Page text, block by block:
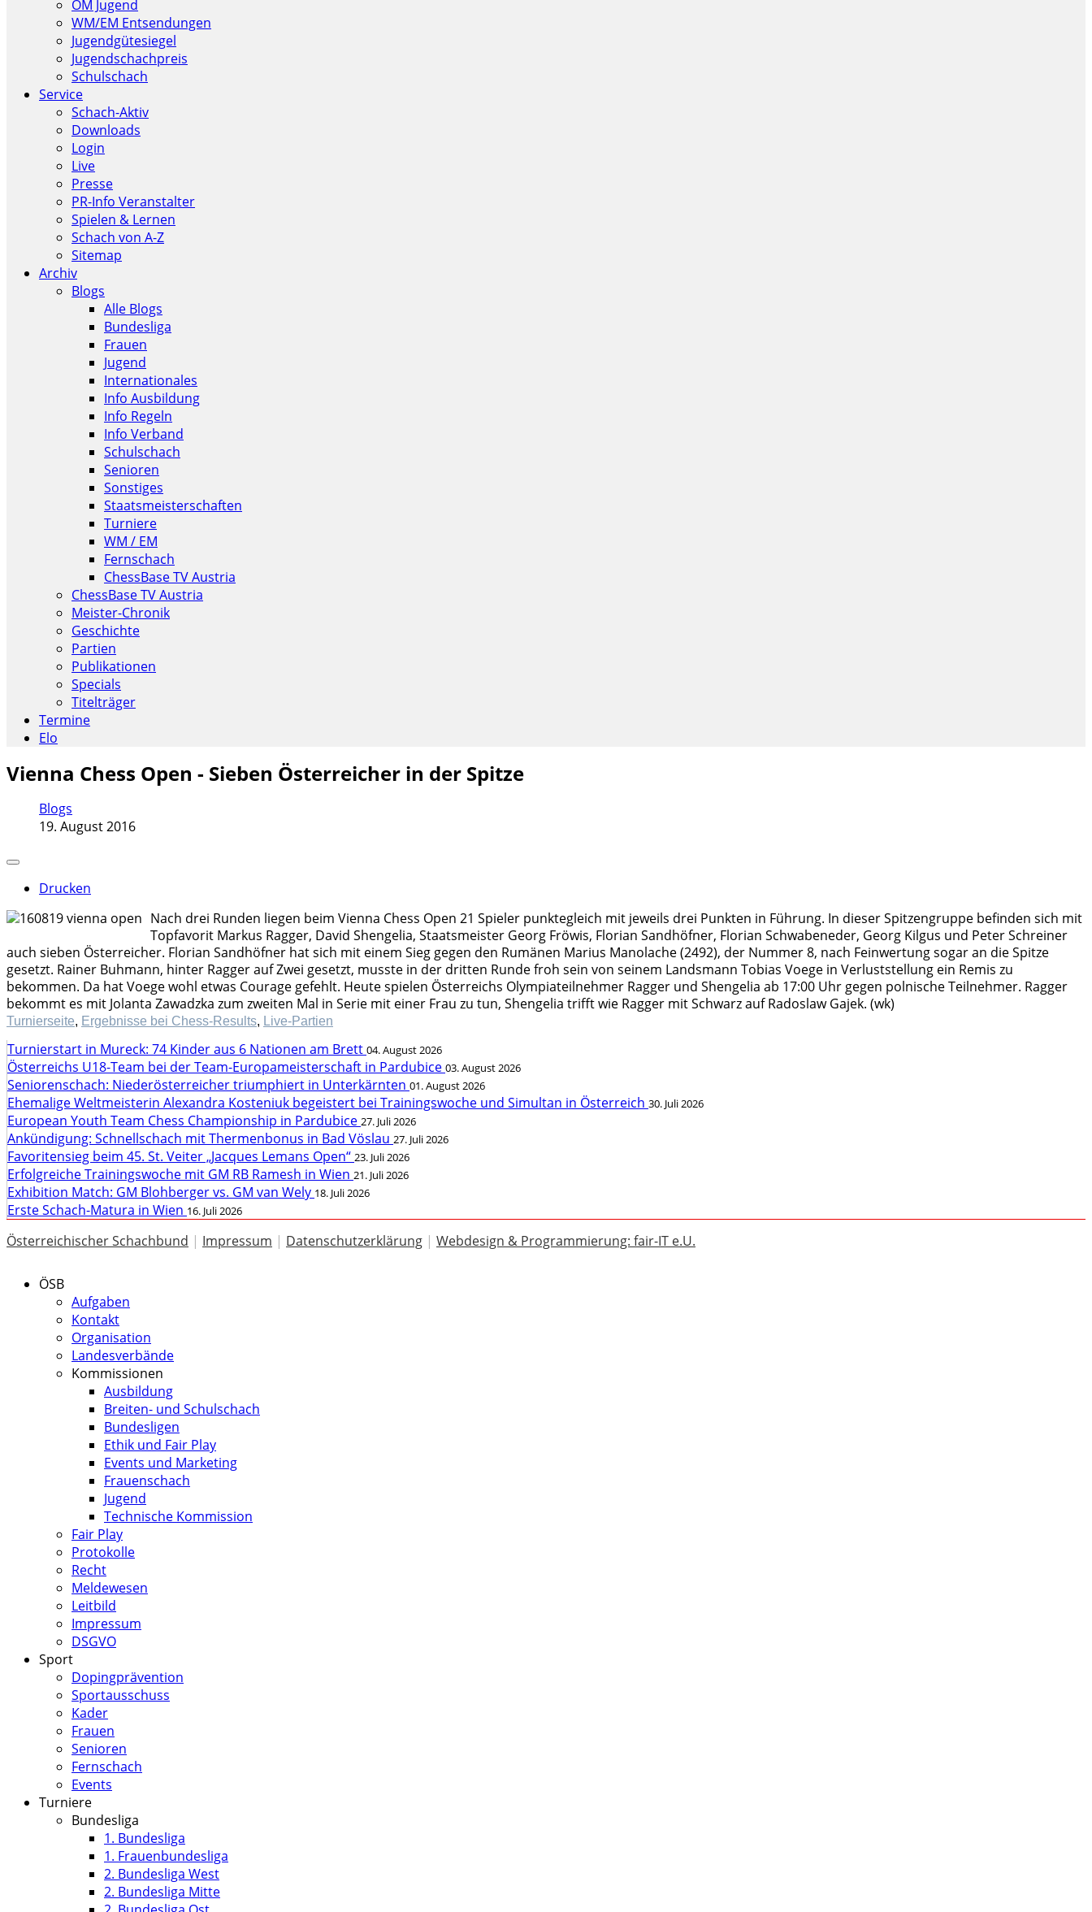
ÖM Jugend
WM/EM Entsendungen
Jugendgütesiegel
Jugendschachpreis
Schulschach
Service
Schach-Aktiv
Downloads
Login
Live
Presse
PR-Info Veranstalter
Spielen & Lernen
Schach von A-Z
Sitemap
Archiv
Blogs
Alle Blogs
Bundesliga
Frauen
Jugend
Internationales
Info Ausbildung
Info Regeln
Info Verband
Schulschach
Senioren
Sonstiges
Staatsmeisterschaften
Turniere
WM / EM
Fernschach
ChessBase TV Austria
ChessBase TV Austria
Meister-Chronik
Geschichte
Partien
Publikationen
Specials
Titelträger
Termine
Elo
Vienna Chess Open - Sieben Österreicher in der Spitze
Blogs
19. August 2016
Drucken
Nach drei Runden liegen beim Vienna Chess Open 21 Spieler punktegleich mit jeweils drei Punkten in Führung. In dieser Spitzengruppe befinden sich mit
Topfavorit Markus Ragger, David Shengelia, Staatsmeister Georg Fröwis, Florian Sandhöfner, Florian Schwabeneder, Georg Kilgus und Peter Schreiner
auch sieben Österreicher. Florian Sandhöfner hat sich mit einem Sieg gegen den Rumänen Marius Manolache (2492), der Nummer 8, nach Feinwertung sogar an die Spitze
gesetzt. Rainer Buhmann, hinter Ragger auf Zwei gesetzt, musste in der dritten Runde froh sein von seinem Landsmann Tobias Voege in Verluststellung ein Remis zu
bekommen. Da hat Voege wohl etwas Courage gefehlt. Heute spielen Österreichs Olympiateilnehmer Ragger und Shengelia ab 17:00 Uhr gegen polnische Teilnehmer. Ragger
bekommt es mit Jolanta Zawadzka zum zweiten Mal in Serie mit einer Frau zu tun, Shengelia trifft wie Ragger mit Schwarz auf Radoslaw Gajek. (wk)
Turnierseite, Ergebnisse bei Chess-Results, Live-Partien
Turnierstart in Mureck: 74 Kinder aus 6 Nationen am Brett 04. August 2026
Österreichs U18-Team bei der Team-Europameisterschaft in Pardubice 03. August 2026
Seniorenschach: Niederösterreicher triumphiert in Unterkärnten 01. August 2026
Ehemalige Weltmeisterin Alexandra Kosteniuk begeistert bei Trainingswoche und Simultan in Österreich 30. Juli 2026
European Youth Team Chess Championship in Pardubice 27. Juli 2026
Ankündigung: Schnellschach mit Thermenbonus in Bad Vöslau 27. Juli 2026
Favoritensieg beim 45. St. Veiter „Jacques Lemans Open“ 23. Juli 2026
Erfolgreiche Trainingswoche mit GM RB Ramesh in Wien 21. Juli 2026
Exhibition Match: GM Blohberger vs. GM van Wely 18. Juli 2026
Erste Schach-Matura in Wien 16. Juli 2026
Österreichischer Schachbund | Impressum | Datenschutzerklärung | Webdesign & Programmierung: fair-IT e.U.
ÖSB
Aufgaben
Kontakt
Organisation
Landesverbände
Kommissionen
Ausbildung
Breiten- und Schulschach
Bundesligen
Ethik und Fair Play
Events und Marketing
Frauenschach
Jugend
Technische Kommission
Fair Play
Protokolle
Recht
Meldewesen
Leitbild
Impressum
DSGVO
Sport
Dopingprävention
Sportausschuss
Kader
Frauen
Senioren
Fernschach
Events
Turniere
Bundesliga
1. Bundesliga
1. Frauenbundesliga
2. Bundesliga West
2. Bundesliga Mitte